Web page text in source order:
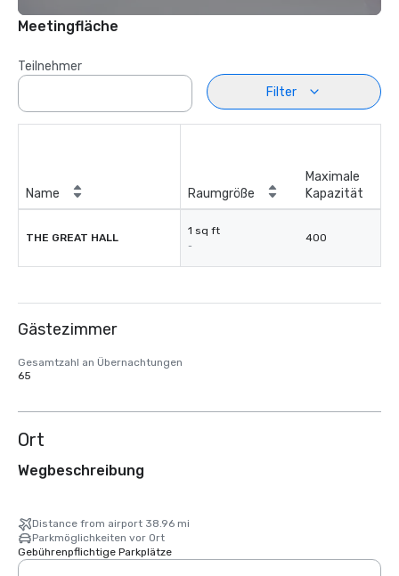
Meetingfläche
Teilnehmer
Filter
Name Raumgröße
Maximale
Kapazität
THE GREAT HALL
1 sq ft
-
400
Gästezimmer
Gesamtzahl an Übernachtungen
65
Ort
Wegbeschreibung
Distance from airport 38.96 mi
Parkmöglichkeiten vor Ort
Gebührenpflichtige Parkplätze